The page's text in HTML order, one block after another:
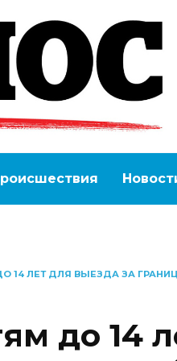
14 ЛЕТ ДЛЯ ВЫЕЗДА ЗА
до 14